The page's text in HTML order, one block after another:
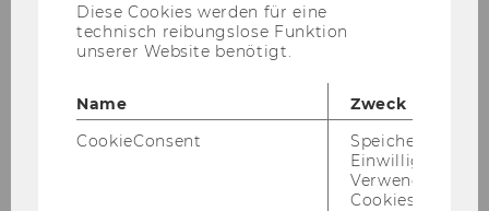
WU Ma­ga­zin 2022
Diese Cookies werden für eine
technisch reibungslose Funktion
unserer Website benötigt.
Name
Zweck
CookieConsent
Speichert Ihre
Einwilligung zur
Verwendung von
Cookies.